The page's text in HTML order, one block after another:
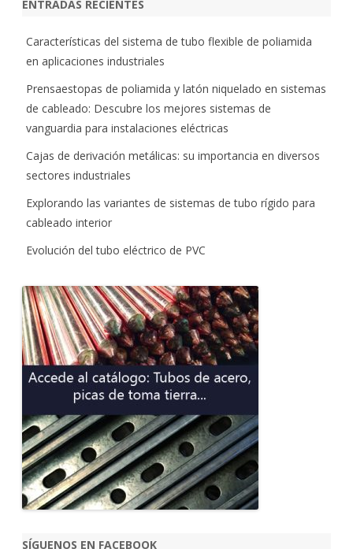
ENTRADAS RECIENTES
Características del sistema de tubo flexible de poliamida
en aplicaciones industriales
Prensaestopas de poliamida y latón niquelado en sistemas
de cableado: Descubre los mejores sistemas de
vanguardia para instalaciones eléctricas
Cajas de derivación metálicas: su importancia en diversos
sectores industriales
Explorando las variantes de sistemas de tubo rígido para
cableado interior
Evolución del tubo eléctrico de PVC
SÍGUENOS EN FACEBOOK